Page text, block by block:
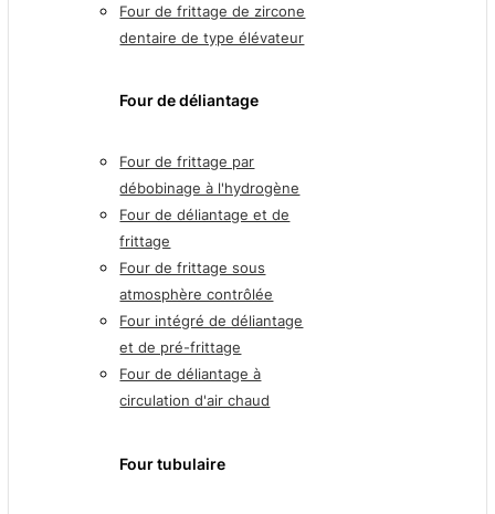
Four de frittage de zircone
dentaire de type élévateur
Four de déliantage
Four de frittage par
débobinage à l'hydrogène
Four de déliantage et de
frittage
Four de frittage sous
atmosphère contrôlée
Four intégré de déliantage
et de pré-frittage
Four de déliantage à
circulation d'air chaud
Four tubulaire